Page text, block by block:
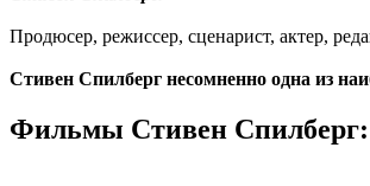
Продюсер, режиссер, сценарист, актер,
Стивен Спилберг несомненно одна из
Фильмы Стивен Спилберг: